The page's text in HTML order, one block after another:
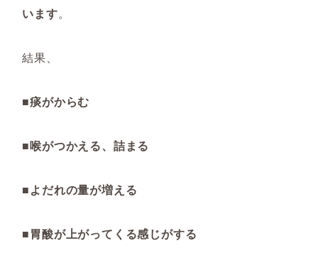
います。
結果、
■痰がからむ
■喉がつかえる、詰まる
■よだれの量が増える
■胃酸が上がってくる感じがする